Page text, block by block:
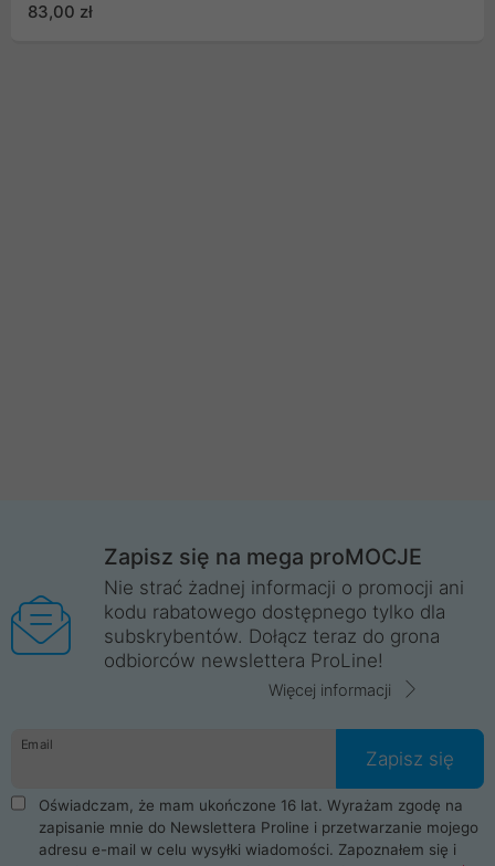
83,00 zł
Zapisz się na mega proMOCJE
Nie strać żadnej informacji o promocji ani
kodu rabatowego dostępnego tylko dla
subskrybentów. Dołącz teraz do grona
odbiorców newslettera ProLine!
Więcej informacji
Email
Zapisz się
Oświadczam, że mam ukończone 16 lat. Wyrażam zgodę na
zapisanie mnie do Newslettera Proline i przetwarzanie mojego
adresu e-mail w celu wysyłki wiadomości. Zapoznałem się i